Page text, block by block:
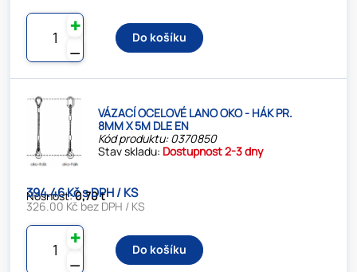
⚊
✚
Do košíku
VÁZACÍ OCELOVÉ LANO OKO - HÁK PR.
8MM X 5M DLE EN
Kód produktu: 0370850
Stav skladu: Dostupnost 2-3 dny
Nosnost:0,70 t
394.46 Kč s DPH / KS
326.00 Kč bez DPH / KS
⚊
✚
Do košíku